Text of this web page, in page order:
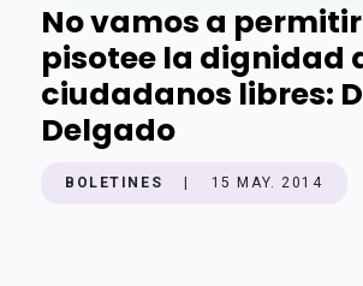
No vamos a
pisotee la dignidad
ciudadanos libres:
Delgado
BOLETINES 15 MAY. 2014